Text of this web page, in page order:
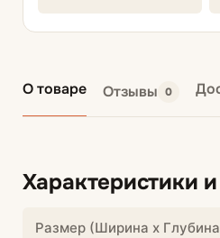
О товаре Отзывы 0
Характеристики
Размер (Ширина х